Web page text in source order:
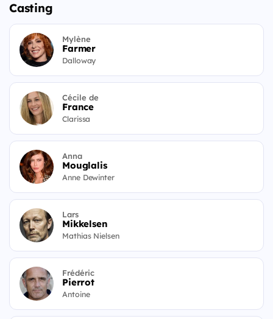
Casting
Mylène
Farmer
Dalloway
Cécile de
France
Clarissa
Anna
Mouglalis
Anne Dewinter
Lars
Mikkelsen
Mathias Nielsen
Frédéric
Pierrot
Antoine